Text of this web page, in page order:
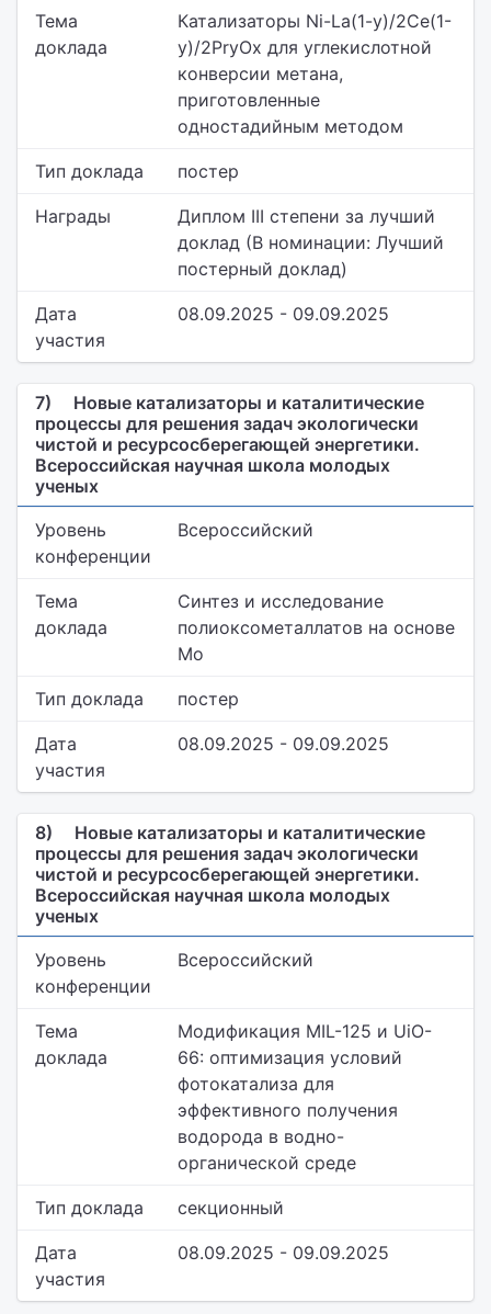
Тема
доклада
Катализаторы Ni-La(1-y)/2Ce(1-
y)/2PryOx для углекислотной
конверсии метана,
приготовленные
одностадийным методом
Тип доклада постер
Награды
Диплом III степени за лучший
доклад (В номинации: Лучший
постерный доклад)
Дата
участия
08.09.2025 - 09.09.2025
7)
Новые катализаторы и каталитические
процессы для решения задач экологически
чистой и ресурсосберегающей энергетики.
Всероссийская научная школа молодых
ученых
Уровень
конференции
Всероссийский
Тема
доклада
Синтез и исследование
полиоксометаллатов на основе
Мо
Тип доклада постер
Дата
участия
08.09.2025 - 09.09.2025
8)
Новые катализаторы и каталитические
процессы для решения задач экологически
чистой и ресурсосберегающей энергетики.
Всероссийская научная школа молодых
ученых
Уровень
конференции
Всероссийский
Тема
доклада
Модификация MIL-125 и UiO-
66: оптимизация условий
фотокатализа для
эффективного получения
водорода в водно-
органической среде
Тип доклада секционный
Дата
участия
08.09.2025 - 09.09.2025